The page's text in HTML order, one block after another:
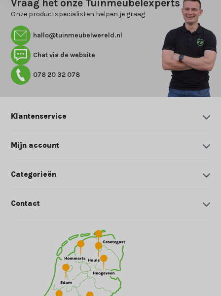
Vraag het onze Tuinmeubelexperts
Onze productspecialisten helpen je graag
hallo@tuinmeubelwereld.nl
Chat via de website
078 20 32 078
Klantenservice
Mijn account
Categorieën
Contact